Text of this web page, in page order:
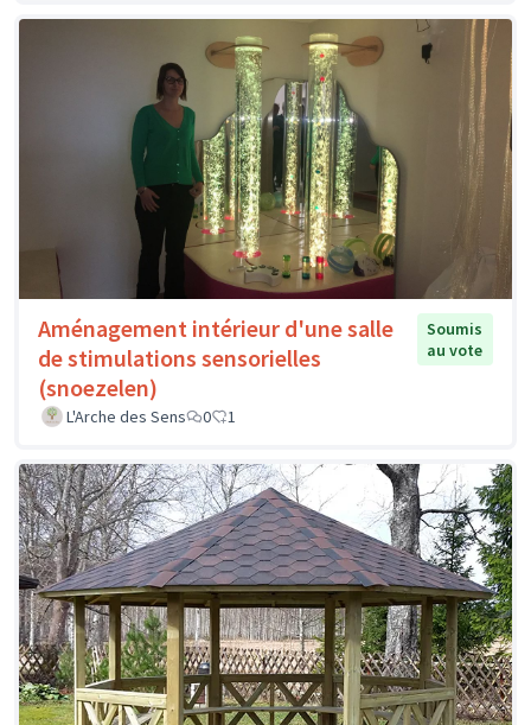
Aménagement intérieur d'une salle
de stimulations sensorielles
(snoezelen)
Soumis
au vote
L'Arche des Sens 0 1